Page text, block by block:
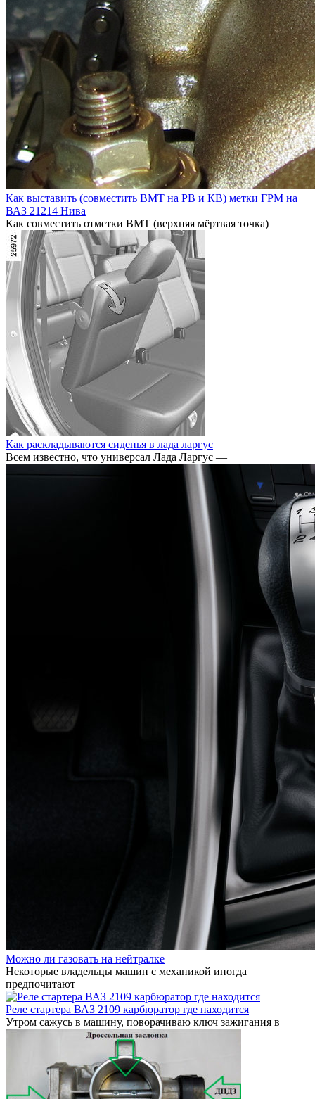
Как выставить (совместить ВМТ на РВ и КВ) метки ГРМ на
ВАЗ 21214 Нива
Как совместить отметки ВМТ (верхняя мёртвая точка)
Как раскладываются сиденья в лада ларгус
Всем известно, что универсал Лада Ларгус —
Можно ли газовать на нейтралке
Некоторые владельцы машин с механикой иногда
предпочитают
Реле стартера ВАЗ 2109 карбюратор где находится
Утром сажусь в машину, поворачиваю ключ зажигания в